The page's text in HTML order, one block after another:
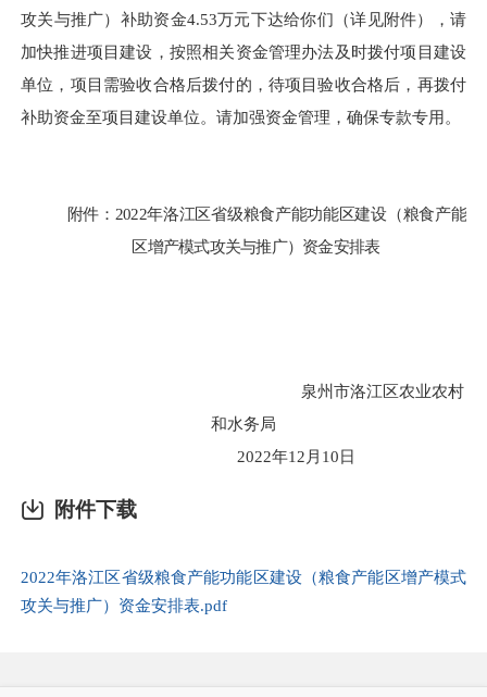
攻关与推广）补助资金4.53万元下达给你们（详见附件），请
加快推进项目建设，按照相关资金管理办法及时拨付项目建设
单位，项目需验收合格后拨付的，待项目验收合格后，再拨付
补助资金至项目建设单位。请加强资金管理，确保专款专用。
附件： 2022年洛江区省级粮食产能功能区建设（粮食产能
区增产模式攻关与推广）资金安排表
泉州市洛江区农业农村
和水务局
2022年12 月 10日
附件下载
2022年洛江区省级粮食产能功能区建设（粮食产能区增产模式
攻关与推广）资金安排表.pdf